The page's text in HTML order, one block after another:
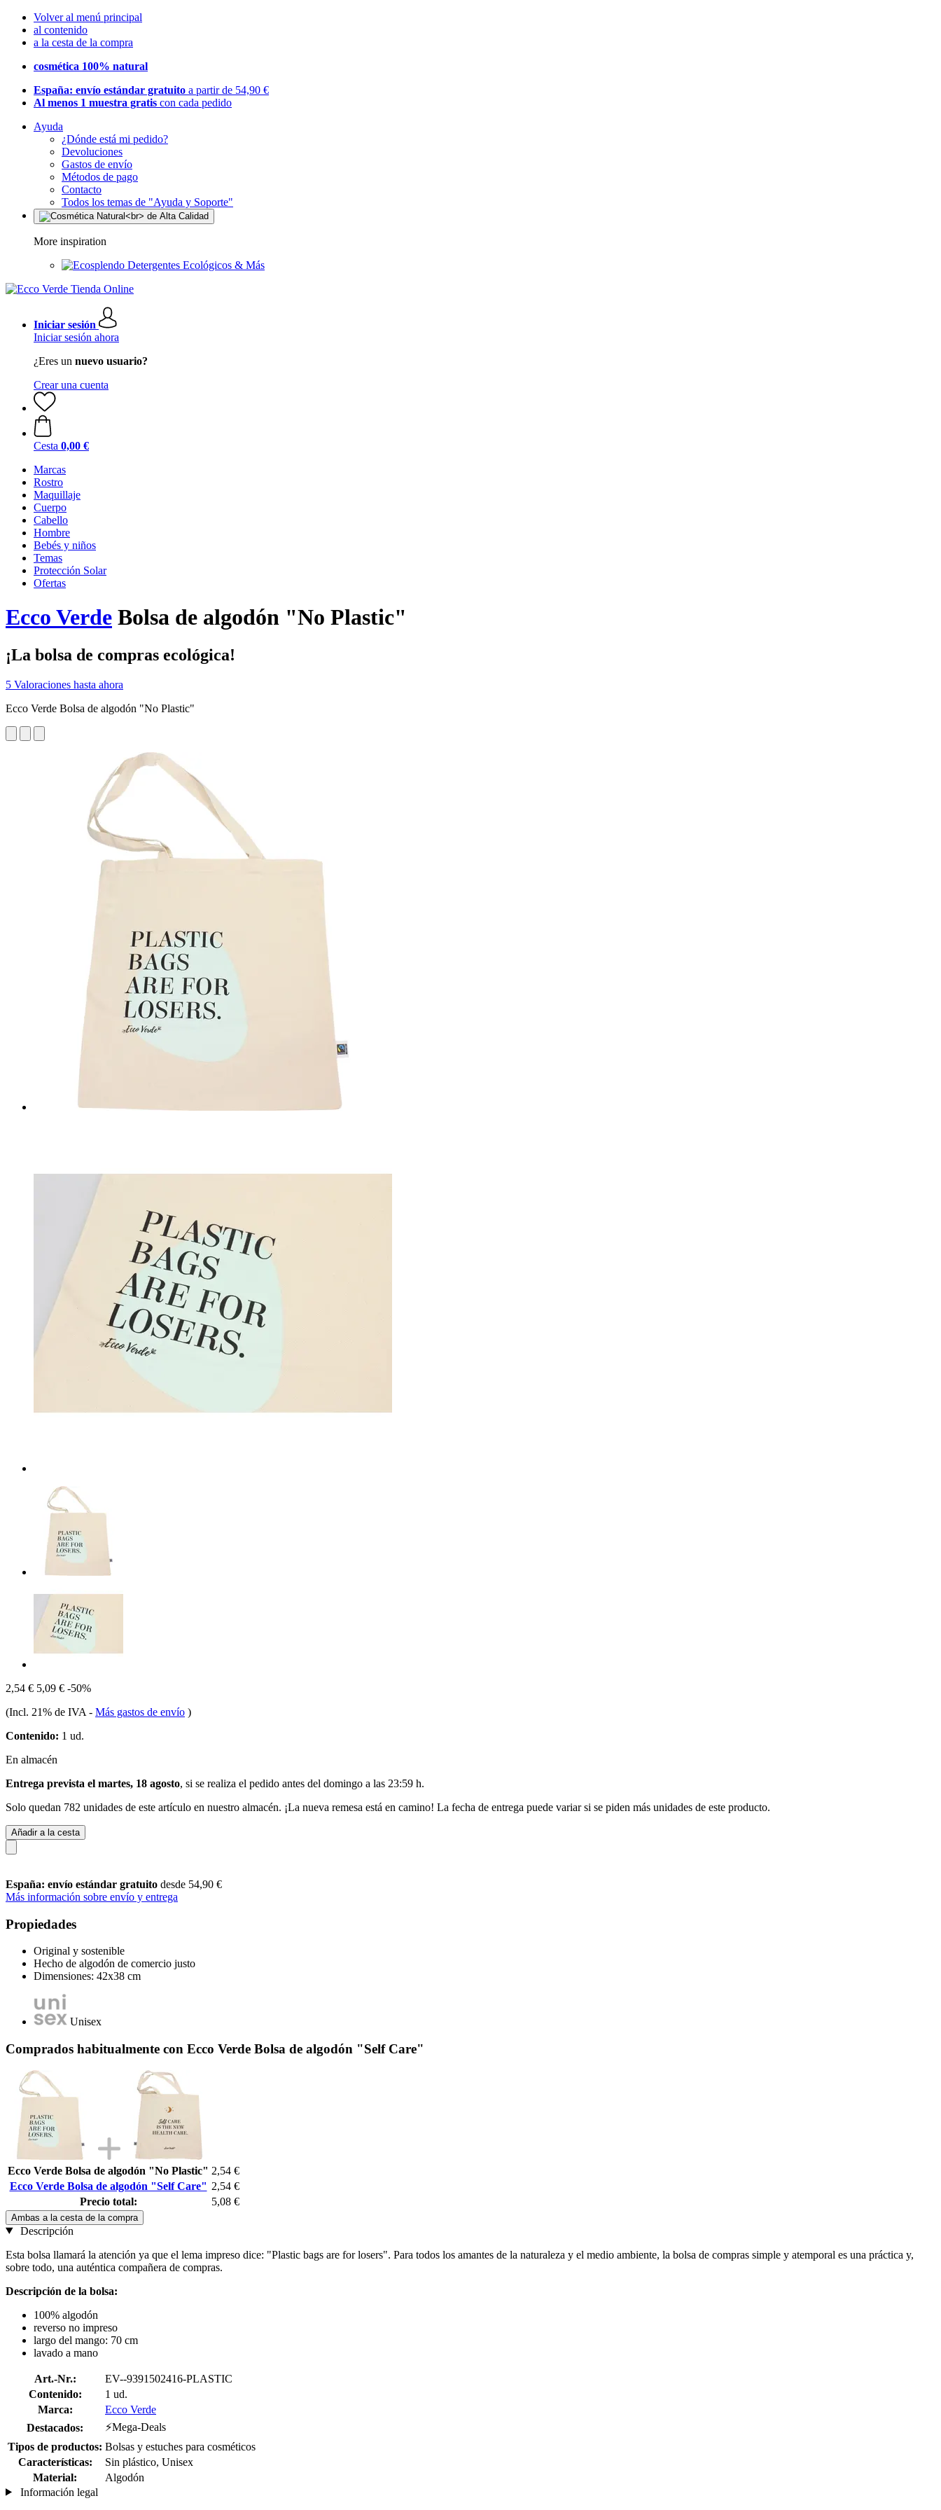
Volver al menú principal
al contenido
a la cesta de la compra
cosmética 100% natural
España: envío estándar gratuito a partir de 54,90 €
Al menos 1 muestra gratis con cada pedido
Ayuda
¿Dónde está mi pedido?
Devoluciones
Gastos de envío
Métodos de pago
Contacto
Todos los temas de "Ayuda y Soporte"
More inspiration
Detergentes Ecológicos & Más
Iniciar sesión
Iniciar sesión ahora
¿Eres un nuevo usuario?
Crear una cuenta
Cesta 0,00 €
Marcas
Rostro
Maquillaje
Cuerpo
Cabello
Hombre
Bebés y niños
Temas
Protección Solar
Ofertas
Ecco Verde Bolsa de algodón "No Plastic"
¡La bolsa de compras ecológica!
5 Valoraciones hasta ahora
Ecco Verde Bolsa de algodón "No Plastic"
2,54 € 5,09 € -50%
(Incl. 21% de IVA - Más gastos de envío )
Contenido: 1 ud.
En almacén
Entrega prevista el martes, 18 agosto, si se realiza el pedido antes del domingo a las 23:59 h.
Solo quedan 782 unidades de este artículo en nuestro almacén. ¡La nueva remesa está en camino! La fecha de entrega puede variar si se piden más unidades de este producto.
Añadir a la cesta
España: envío estándar gratuito desde 54,90 €
Más información sobre envío y entrega
Propiedades
Original y sostenible
Hecho de algodón de comercio justo
Dimensiones: 42x38 cm
Unisex
Comprados habitualmente con Ecco Verde Bolsa de algodón "Self Care"
Ecco Verde Bolsa de algodón "No Plastic" 2,54 €
Ecco Verde Bolsa de algodón "Self Care" 2,54 €
Precio total:
5,08 €
Ambas a la cesta de la compra
Descripción
Esta bolsa llamará la atención ya que el lema impreso dice: "Plastic bags are for losers". Para todos los amantes de la naturaleza y el medio ambiente, la bolsa de compras simple y atemporal es una práctica y,
sobre todo, una auténtica compañera de compras.
Descripción de la bolsa:
100% algodón
reverso no impreso
largo del mango: 70 cm
lavado a mano
Art.-Nr.:
EV--9391502416-PLASTIC
Contenido:
1 ud.
Marca:
Ecco Verde
Destacados:
⚡Mega-Deals
Tipos de productos: Bolsas y estuches para cosméticos
Características:
Sin plástico, Unisex
Material:
Algodón
Información legal